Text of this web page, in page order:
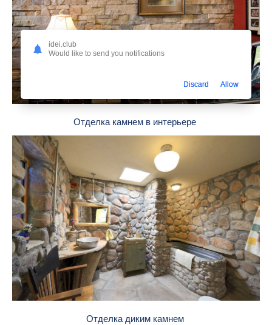
Отделка камнем в интерьере
Отделка диким камнем
idei.club
Would like to send you notifications
Discard Allow